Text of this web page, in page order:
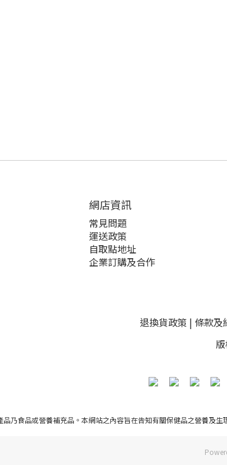
網店資訊
常見問題
運送政策
自取點地址
企業訂購及合作
退換貨政策 | 條款及
品乃食品或營養補充品。本網站之內容旨在告知有關保健品之營養及